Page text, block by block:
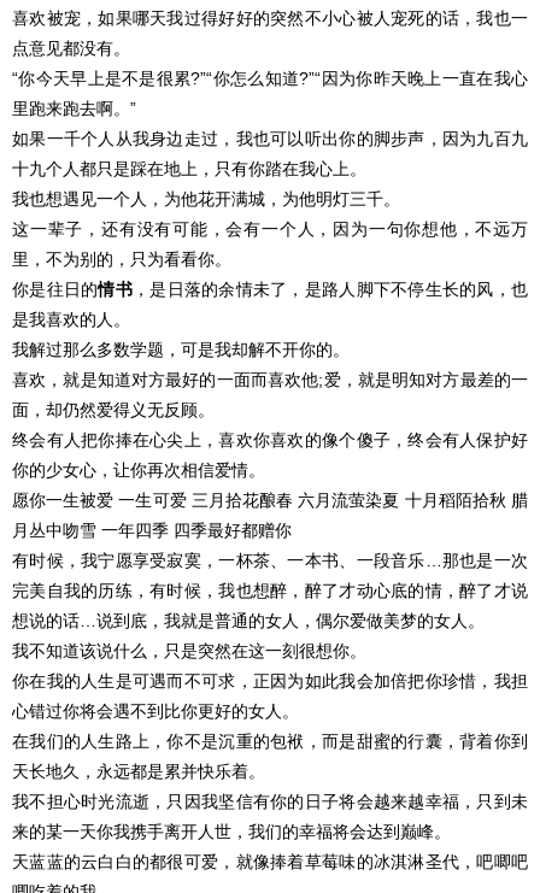
喜欢被宠，如果哪天我过得好好的突然不小心被人宠死的话，我也一
点意见都没有。
“你今天早上是不是很累?”“你怎么知道?”“因为你昨天晚上一直在我心
里跑来跑去啊。”
如果一千个人从我身边走过，我也可以听出你的脚步声，因为九百九
十九个人都只是踩在地上，只有你踏在我心上。
我也想遇见一个人，为他花开满城，为他明灯三千。
这一辈子，还有没有可能，会有一个人，因为一句你想他，不远万
里，不为别的，只为看看你。
你是往日的情书，是日落的余情未了，是路人脚下不停生长的风，也
是我喜欢的人。
我解过那么多数学题，可是我却解不开你的。
喜欢，就是知道对方最好的一面而喜欢他;爱，就是明知对方最差的一
面，却仍然爱得义无反顾。
终会有人把你捧在心尖上，喜欢你喜欢的像个傻子，终会有人保护好
你的少女心，让你再次相信爱情。
愿你一生被爱 一生可爱 三月拾花酿春 六月流萤染夏 十月稻陌拾秋 腊
月丛中吻雪 一年四季 四季最好都赠你
有时候，我宁愿享受寂寞，一杯茶、一本书、一段音乐…那也是一次
完美自我的历练，有时候，我也想醉，醉了才动心底的情，醉了才说
想说的话…说到底，我就是普通的女人，偶尔爱做美梦的女人。
我不知道该说什么，只是突然在这一刻很想你。
你在我的人生是可遇而不可求，正因为如此我会加倍把你珍惜，我担
心错过你将会遇不到比你更好的女人。
在我们的人生路上，你不是沉重的包袱，而是甜蜜的行囊，背着你到
天长地久，永远都是累并快乐着。
我不担心时光流逝，只因我坚信有你的日子将会越来越幸福，只到未
来的某一天你我携手离开人世，我们的幸福将会达到巅峰。
天蓝蓝的云白白的都很可爱，就像捧着草莓味的冰淇淋圣代，吧唧吧